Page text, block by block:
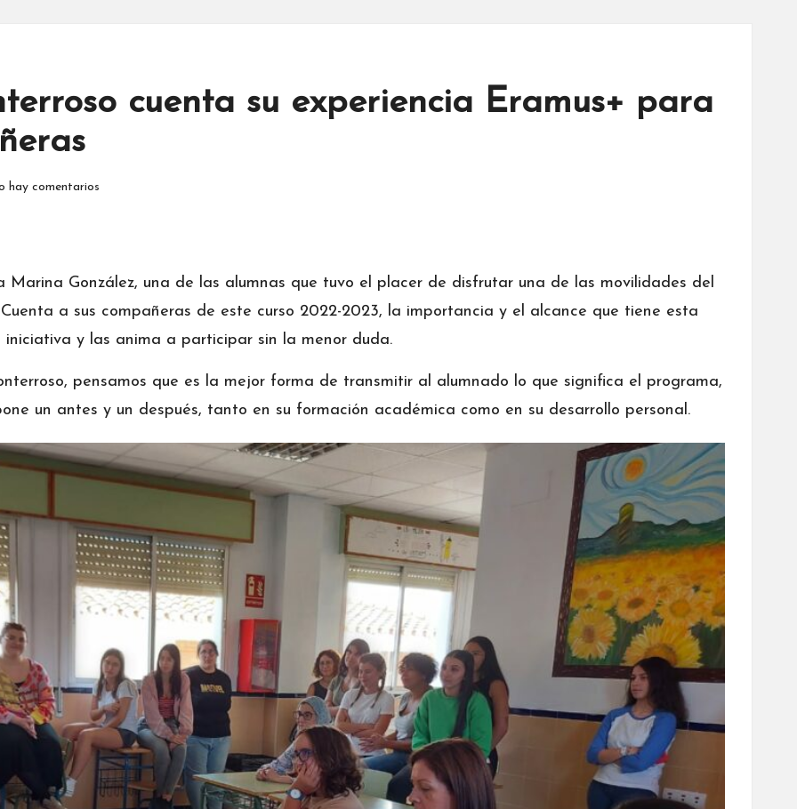
cuenta su experiencia Eramus+ para
hay comentarios
González, una de las alumnas que tuvo el placer de disfrutar una de las movilidades del
a sus compañeras de este curso 2022-2023, la importancia y el alcance que tiene esta
iniciativa y las anima a participar sin la menor duda.
pensamos que es la mejor forma de transmitir al alumnado lo que significa el programa,
un antes y un después, tanto en su formación académica como en su desarrollo personal.